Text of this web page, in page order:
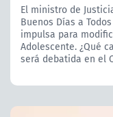
El ministro de
Buenos Días a
impulsa para
Adolescente. ¿Qué
será debatida en el